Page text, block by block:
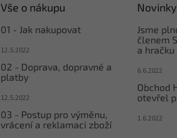
Vše o nákupu
01 - Jak nakupovat
12.5.2022
02 - Doprava, dopravné a
platby
12.5.2022
03 - Postup pro výměnu,
vrácení a reklamaci zboží
Novinky
Jsme
členem
a hračku
6.6.2022
Obchod
otevřel
1.6.2022